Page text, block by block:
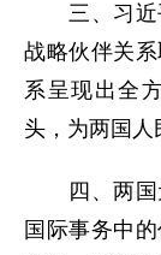
三、习近
战略伙伴关
系呈现出全
头，为两国人
四、两国
国际事务中